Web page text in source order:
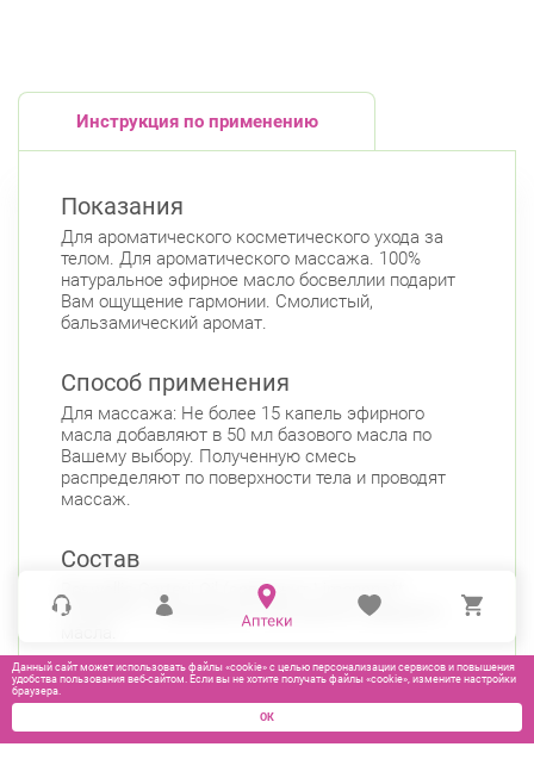
Инструкция по применению
Показания
Для ароматического косметического ухода за
телом. Для ароматического массажа. 100%
натуральное эфирное масло босвеллии подарит
Вам ощущение гармонии. Смолистый,
бальзамический аромат.
Способ применения
Для массажа: Не более 15 капель эфирного
масла добавляют в 50 мл базового масла по
Вашему выбору. Полученную смесь
распределяют по поверхности тела и проводят
массаж.
Состав
Boswellia Carterii Oil (содержит Limonene**,
Linalool**). **природные компоненты эфирного
Данный сайт может использовать файлы «cookie» с целью персонализации сервисов и повышения
удобства пользования веб-сайтом. Если вы не хотите получать файлы «cookie», измените настройки
браузера.
ОК